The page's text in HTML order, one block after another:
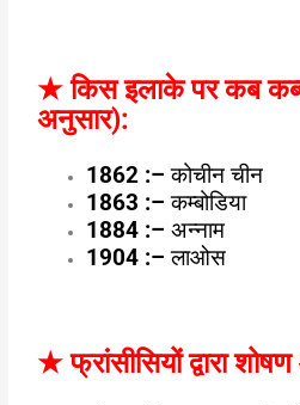
★किस इलाके पर कब
अनुसार):
1862 :– कोचीन चीन
1863 :– कम्बोडिया
1884 :– अन्नाम
1904 :– लाओस
★ फ्रांसीसियों द्वारा